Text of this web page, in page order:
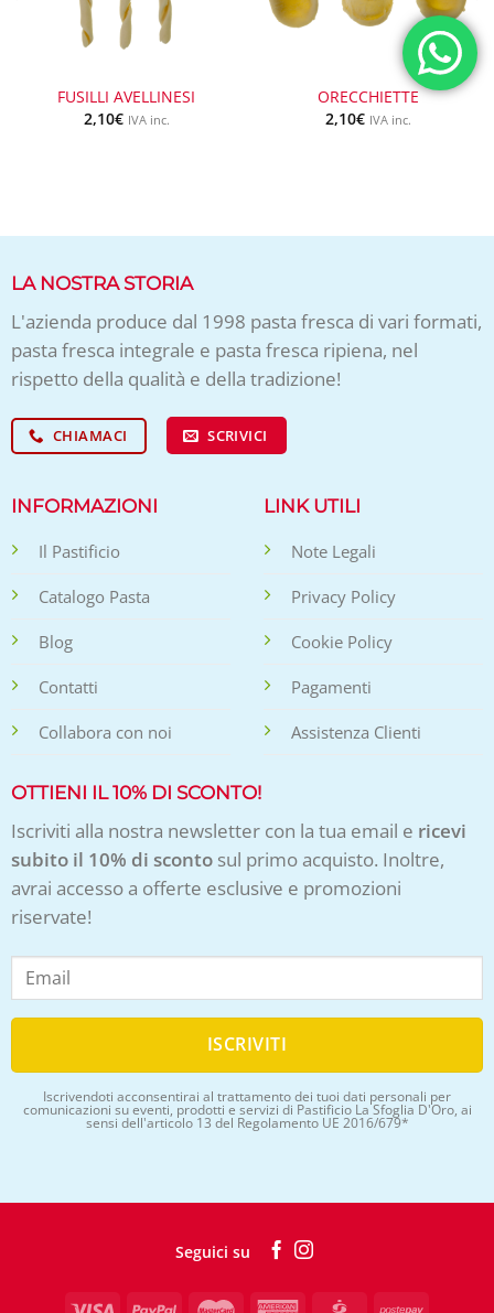
FUSILLI AVELLINESI
2,10€ IVA inc.
ORECCHIETTE
2,10€ IVA inc.
LA NOSTRA STORIA
L'azienda produce dal 1998 pasta fresca di vari formati,
pasta fresca integrale e pasta fresca ripiena, nel
rispetto della qualità e della tradizione!
CHIAMACI SCRIVICI
INFORMAZIONI
Il Pastificio
Catalogo Pasta
Blog
Contatti
Collabora con noi
LINK UTILI
Note Legali
Privacy Policy
Cookie Policy
Pagamenti
Assistenza Clienti
OTTIENI IL 10% DI SCONTO!
Iscriviti alla nostra newsletter con la tua email e ricevi
subito il 10% di scontosul primo acquisto. Inoltre,
avrai accesso a offerte esclusive e promozioni
riservate!
Iscrivendoti acconsentirai al trattamento dei tuoi dati personali per
comunicazioni su eventi, prodotti e servizi di Pastificio La Sfoglia D'Oro, ai
sensi dell'articolo 13 del Regolamento UE 2016/679*
Seguici su